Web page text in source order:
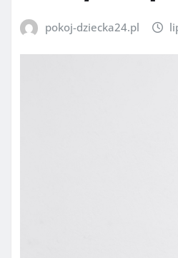
pokoj-dziecka24.pl